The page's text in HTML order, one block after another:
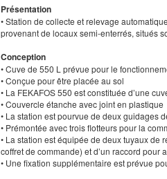
Présentation
• Station de collecte et relevage
provenant de locaux semi-enterrés, situés
Conception
• Cuve de 550 L prévue pour le
• Conçue pour être placée au sol
• La FEKAFOS 550 est constituée d’une
• Couvercle étanche avec joint en plastique
• La station est pourvue de deux guidages
• Prémontée avec trois flotteurs pour la
• La station est équipée de deux tuyaux de
coffret de commande) et d’un raccord pour
• Une fixation supplémentaire est prévue